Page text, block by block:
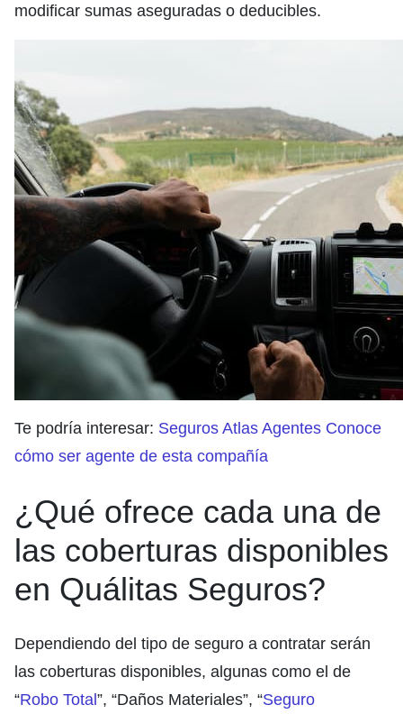
modificar sumas aseguradas o deducibles.
Te podría interesar: Seguros Atlas Agentes Conoce
cómo ser agente de esta compañía
¿Qué ofrece cada una de
las coberturas disponibles
en Quálitas Seguros?
Dependiendo del tipo de seguro a contratar serán
las coberturas disponibles, algunas como el de
“Robo Total”, “Daños Materiales”, “Seguro